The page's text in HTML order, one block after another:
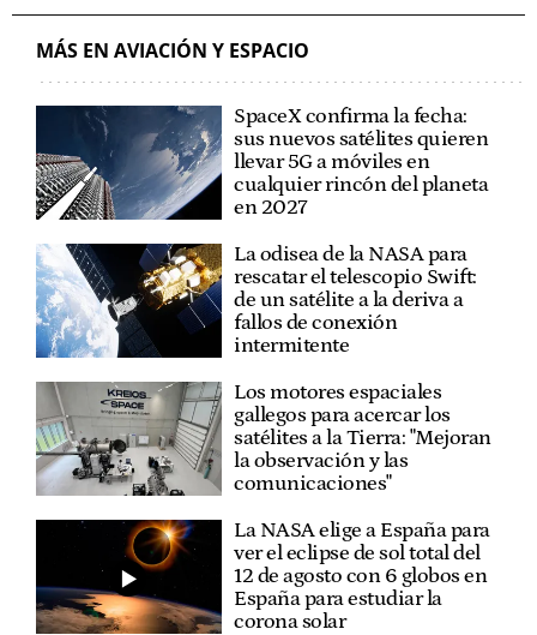
MÁS EN AVIACIÓN Y ESPACIO
SpaceX confirma la fecha:
sus nuevos satélites quieren
llevar 5G a móviles en
cualquier rincón del planeta
en 2027
La odisea de la NASA para
rescatar el telescopio Swift:
de un satélite a la deriva a
fallos de conexión
intermitente
Los motores espaciales
gallegos para acercar los
satélites a la Tierra: "Mejoran
la observación y las
comunicaciones"
La NASA elige a España para
ver el eclipse de sol total del
12 de agosto con 6 globos en
España para estudiar la
corona solar